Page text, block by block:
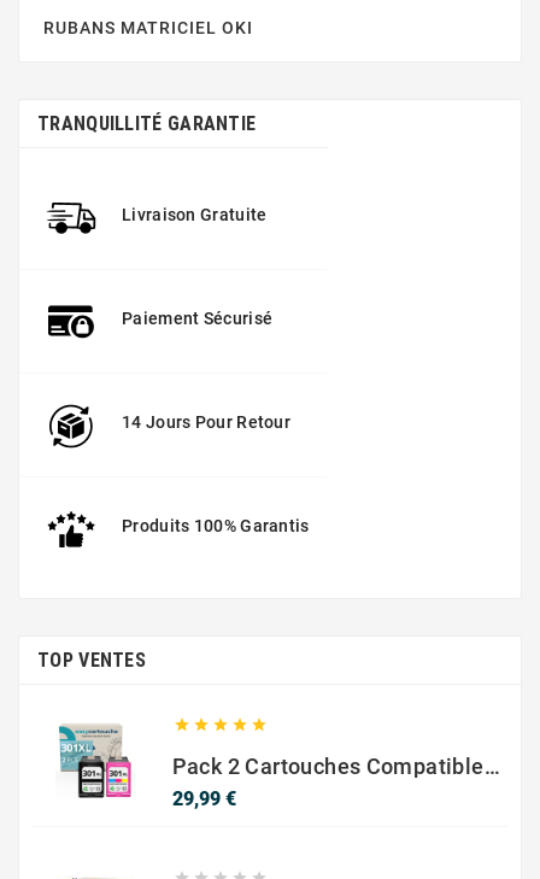
RUBANS MATRICIEL OKI
RUBANS MATRICIEL OKI
TRANQUILLITÉ GARANTIE
Livraison Gratuite
Paiement Sécurisé
14 Jours Pour Retour
Produits 100% Garantis
TOP VENTES
    
Pack 2 Cartouches Compatible Avec HP 301 XL Noir Et Couleur
29,99 €Prix